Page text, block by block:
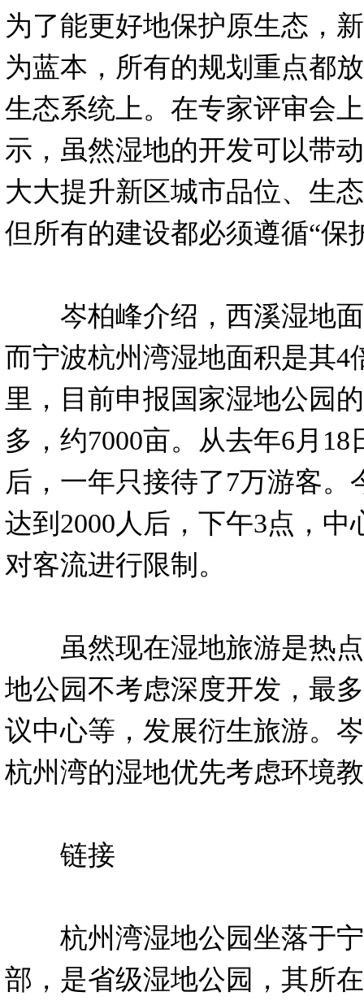
为了能更好地保护原生态，
为蓝本，所有的规划重点都
生态系统上。在专家评审会
示，虽然湿地的开发可以带
大大提升新区城市品位、生
但所有的建设都必须遵循“保
岑柏峰介绍，西溪湿地面
而宁波杭州湾湿地面积是其4
里，目前申报国家湿地公园
多，约7000亩。从去年6月
后，一年只接待了7万游客。
达到2000人后，下午3点，
对客流进行限制。
虽然现在湿地旅游是热点
地公园不考虑深度开发，最
议中心等，发展衍生旅游。
杭州湾的湿地优先考虑环境
链接
杭州湾湿地公园坐落于宁
部，是省级湿地公园，其所